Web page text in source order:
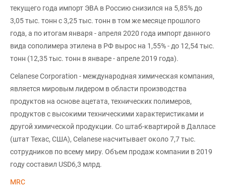
текущего года импорт ЭВА в Россию снизился на 5,85% до
3,05 тыс. тонн с 3,25 тыс. тонн в том же месяце прошлого
года, а по итогам января - апреля 2020 года импорт данного
вида сополимера этилена в РФ вырос на 1,55% - до 12,54 тыс.
тонн (12,35 тыс. тонн в январе - апреле 2019 года).
Celanese Corporation - международная химическая компания,
является мировым лидером в области производства
продуктов на основе ацетата, технических полимеров,
продуктов с высокими техническими характеристиками и
другой химической продукции. Со штаб-квартирой в Далласе
(штат Техас, США), Celanese насчитывает около 7,7 тыс.
сотрудников по всему миру. Объем продаж компании в 2019
году составил USD6,3 млрд.
MRC